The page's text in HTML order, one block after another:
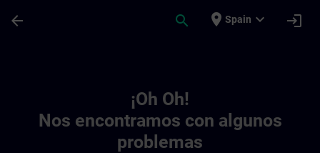
arrow_back search place Spain expand_more login
¡Oh Oh!
Nos encontramos con algunos
problemas